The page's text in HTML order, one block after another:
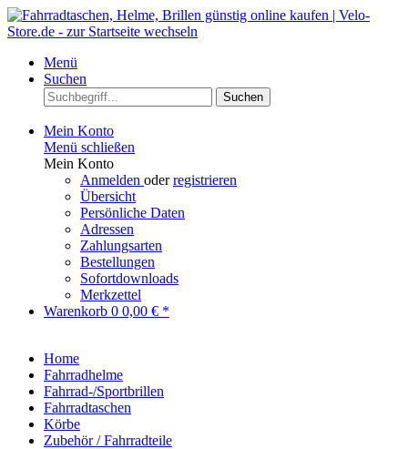
Menü
Suchen
Suchen
Mein Konto
Menü schließen
Mein Konto
Anmelden oderregistrieren
Übersicht
Persönliche Daten
Adressen
Zahlungsarten
Bestellungen
Sofortdownloads
Merkzettel
Warenkorb 0 0,00 € *
Home
Fahrradhelme
Fahrrad-/Sportbrillen
Fahrradtaschen
Körbe
Zubehör / Fahrradteile